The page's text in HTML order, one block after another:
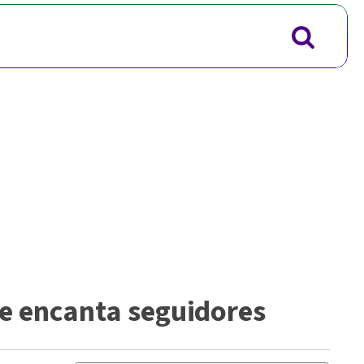
encanta seguidores